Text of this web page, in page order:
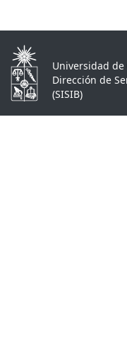
Universidad de
Dirección de
(SISIB)